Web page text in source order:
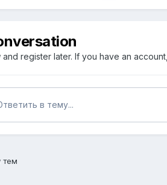
register later. If you have an account,
в тему...
тем